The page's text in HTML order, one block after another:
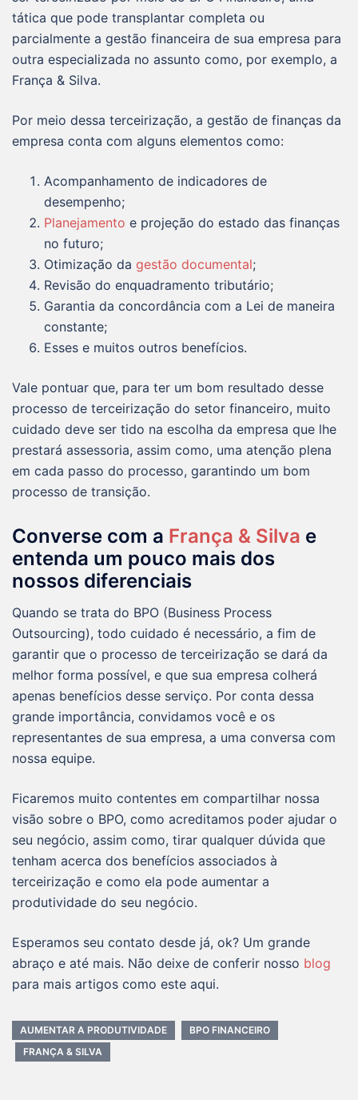
tática que pode transplantar completa ou
parcialmente a gestão financeira de sua empresa para
outra especializada no assunto como, por exemplo, a
França & Silva.
Por meio dessa terceirização, a gestão de finanças da
empresa conta com alguns elementos como:
Acompanhamento de indicadores de
desempenho;
Planejamento e projeção do estado das finanças
no futuro;
Otimização da gestão documental;
Revisão do enquadramento tributário;
Garantia da concordância com a Lei de maneira
constante;
Esses e muitos outros benefícios.
Vale pontuar que, para ter um bom resultado desse
processo de terceirização do setor financeiro, muito
cuidado deve ser tido na escolha da empresa que lhe
prestará assessoria, assim como, uma atenção plena
em cada passo do processo, garantindo um bom
processo de transição.
Converse com a França & Silva e
entenda um pouco mais dos
nossos diferenciais
Quando se trata do BPO (Business Process
Outsourcing), todo cuidado é necessário, a fim de
garantir que o processo de terceirização se dará da
melhor forma possível, e que sua empresa colherá
apenas benefícios desse serviço. Por conta dessa
grande importância, convidamos você e os
representantes de sua empresa, a uma conversa com
nossa equipe.
Ficaremos muito contentes em compartilhar nossa
visão sobre o BPO, como acreditamos poder ajudar o
seu negócio, assim como, tirar qualquer dúvida que
tenham acerca dos benefícios associados à
terceirização e como ela pode aumentar a
produtividade do seu negócio.
Esperamos seu contato desde já, ok? Um grande
abraço e até mais. Não deixe de conferir nosso blog
para mais artigos como este aqui.
AUMENTAR A PRODUTIVIDADE
BPO FINANCEIRO
FRANÇA & SILVA